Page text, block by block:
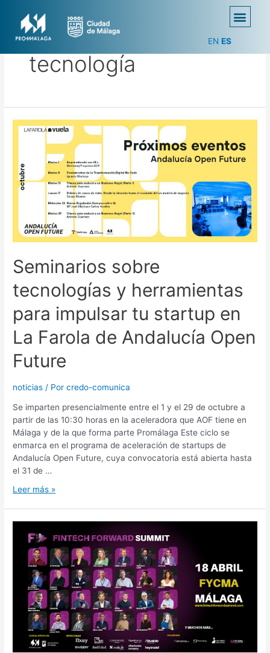
EN ES
tecnología
Seminarios sobre
tecnologías y herramientas
para impulsar tu startup en
La Farola de Andalucía Open
Future
noticias / Porcredo-comunica
Se imparten presencialmente entre el 1 y el 29 de octubre a
partir de las 10:30 horas en la aceleradora que AOF tiene en
Málaga y de la que forma parte Promálaga Este ciclo se
enmarca en el programa de aceleración de startups de
Andalucía Open Future, cuya convocatoria está abierta hasta
el 31 de …
Leer más »